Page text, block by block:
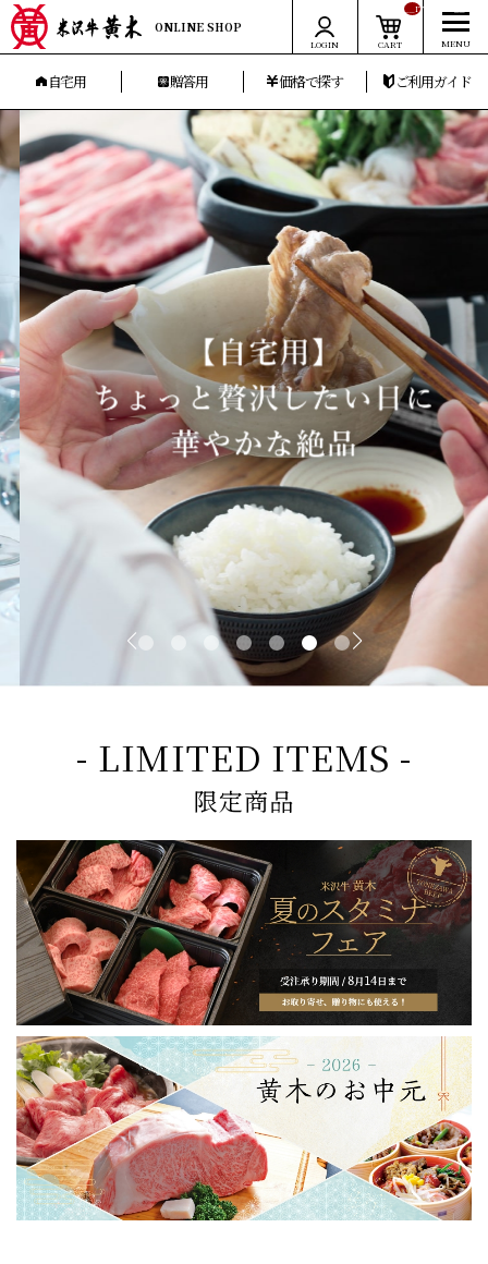
ONLINE SHOP
LOGIN CART
__ITM_CNT__
自宅用 贈答用 価格で探す ご利用ガイド
- LIMITED ITEMS -
限定商品